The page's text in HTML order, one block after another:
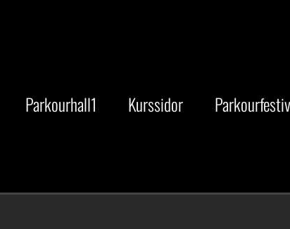
Parkourhall1 Kurssidor